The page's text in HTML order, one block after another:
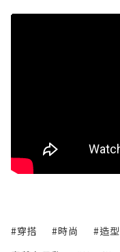
#穿搭 #時尚 #造型